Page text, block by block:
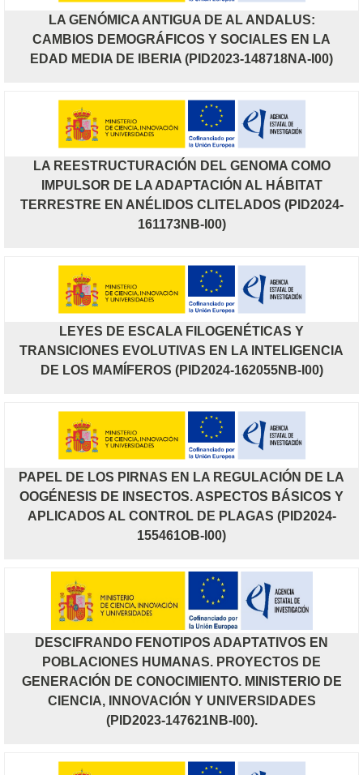
LA GENÓMICA ANTIGUA DE AL ANDALUS:
CAMBIOS DEMOGRÁFICOS Y SOCIALES EN LA
EDAD MEDIA DE IBERIA (PID2023-148718NA-I00)
LA REESTRUCTURACIÓN DEL GENOMA COMO
IMPULSOR DE LA ADAPTACIÓN AL HÁBITAT
TERRESTRE EN ANÉLIDOS CLITELADOS (PID2024-
161173NB-I00)
LEYES DE ESCALA FILOGENÉTICAS Y
TRANSICIONES EVOLUTIVAS EN LA INTELIGENCIA
DE LOS MAMÍFEROS (PID2024-162055NB-I00)
PAPEL DE LOS PIRNAS EN LA REGULACIÓN DE LA
OOGÉNESIS DE INSECTOS. ASPECTOS BÁSICOS Y
APLICADOS AL CONTROL DE PLAGAS (PID2024-
155461OB-I00)
DESCIFRANDO FENOTIPOS ADAPTATIVOS EN
POBLACIONES HUMANAS. PROYECTOS DE
GENERACIÓN DE CONOCIMIENTO. MINISTERIO DE
CIENCIA, INNOVACIÓN Y UNIVERSIDADES
(PID2023-147621NB-I00).